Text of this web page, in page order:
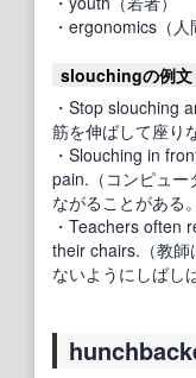
・ergonomics（人
slouchingの例文
・Stop slouching
筋を伸ばして座り
・Slouching in
pain.（コンピュー
ながることがある
・Teachers often
their chairs.（教師
ないようにしばし